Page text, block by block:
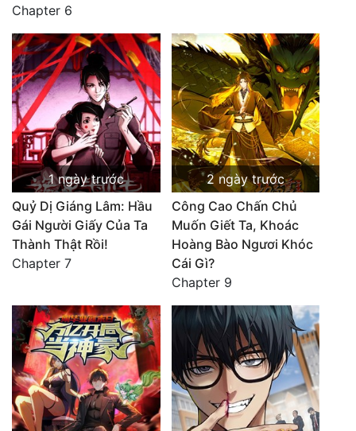
Chapter 6
1 ngày trước
Quỷ Dị Giáng Lâm: Hầu
Gái Người Giấy Của Ta
Thành Thật Rồi!
Chapter 7
2 ngày trước
Công Cao Chấn Chủ
Muốn Giết Ta, Khoác
Hoàng Bào Ngươi Khóc
Cái Gì?
Chapter 9